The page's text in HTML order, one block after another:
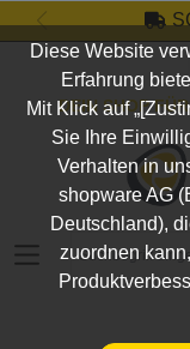
Zum Hauptinhalt
DEIN SHOP
Suchbegriff
Diese Website
Erfahrung
Mit Klick auf
Sie Ihre
Verhalten in
shopware AG
Deutschland),
zuordnen